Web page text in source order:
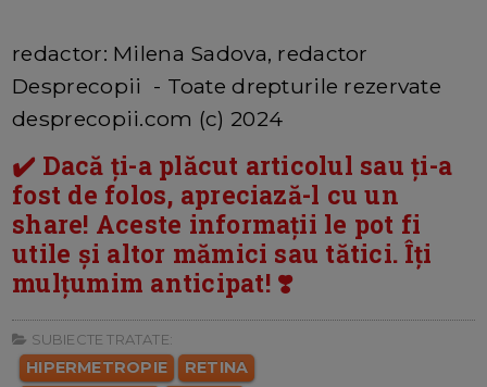
redactor: Milena Sadova, redactor
Desprecopii - Toate drepturile rezervate
desprecopii.com (c) 2024
✔️ Dacă ți-a plăcut articolul sau ți-a
fost de folos, apreciază-l cu un
share! Aceste informații le pot fi
utile și altor mămici sau tătici. Îți
mulțumim anticipat! ❣️
SUBIECTE TRATATE:
HIPERMETROPIE
RETINA